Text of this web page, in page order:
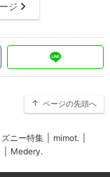
ジ
ページの先頭へ
ニー特集 mimot.
Medery.